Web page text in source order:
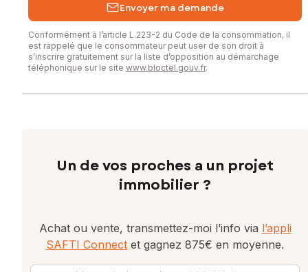
Envoyer ma demande
Conformément à l’article L.223-2 du Code de la consommation, il
est rappelé que le consommateur peut user de son droit à
s’inscrire gratuitement sur la liste d’opposition au démarchage
téléphonique sur le site www.bloctel.gouv.fr.
Un de vos proches a un projet
immobilier ?
Achat ou vente, transmettez-moi l’info via l’appli
SAFTI Connect et gagnez 875€ en moyenne.